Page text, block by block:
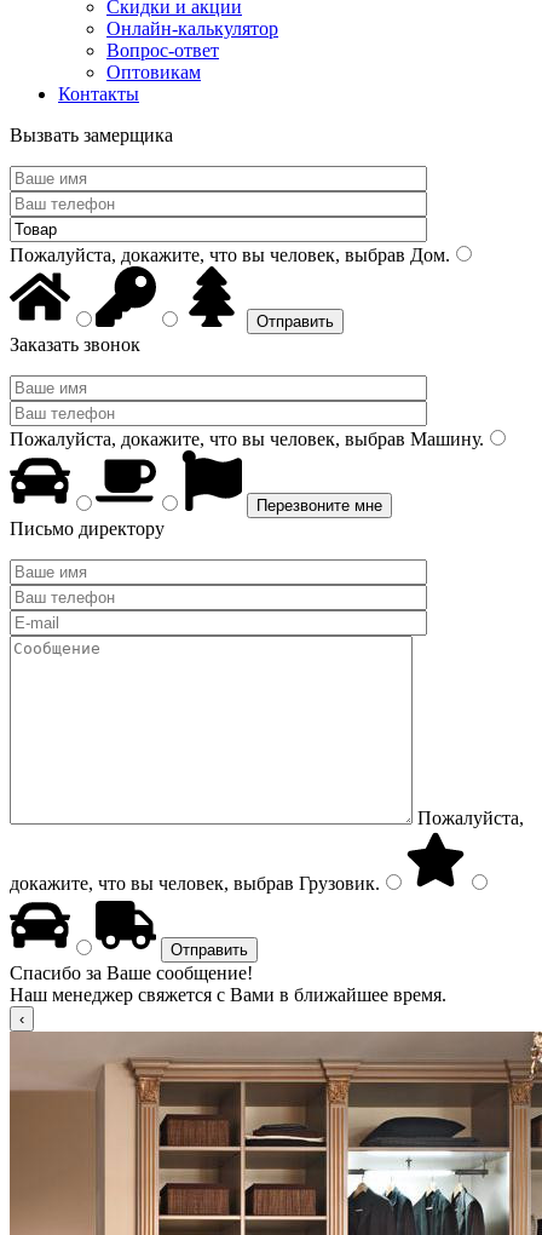
Скидки и акции
Онлайн-калькулятор
Вопрос-ответ
Оптовикам
Контакты
Вызвать замерщика
Пожалуйста, докажите, что вы человек, выбрав Дом.
Заказать звонок
Пожалуйста, докажите, что вы человек, выбрав Машину.
Письмо директору
Пожалуйста,
докажите, что вы человек, выбрав Грузовик.
Спасибо за Ваше сообщение!
Наш менеджер свяжется с Вами в ближайшее время.